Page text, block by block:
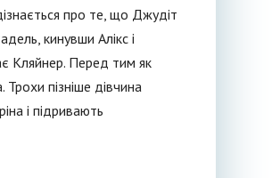
про те, що Джудіт
кинувши Алікс і
Кляйнер. Перед тим як
пізніше дівчина
і підривають